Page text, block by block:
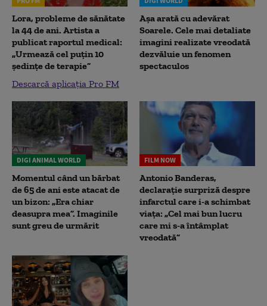
Lora, probleme de sănătate
la 44 de ani. Artista a
publicat raportul medical:
„Urmează cel puțin 10
ședințe de terapie”
Descarcă aplicația Pro FM
Așa arată cu adevărat
Soarele. Cele mai detaliate
imagini realizate vreodată
dezvăluie un fenomen
spectaculos
DIGI ANIMAL WORLD
Momentul când un bărbat
de 65 de ani este atacat de
un bizon: „Era chiar
deasupra mea”. Imaginile
sunt greu de urmărit
FILM NOW
Antonio Banderas,
declarație surpriză despre
infarctul care i-a schimbat
viața: „Cel mai bun lucru
care mi s-a întâmplat
vreodată”